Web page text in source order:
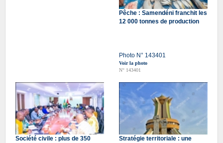
Pêche : Samendéni franchit les
12 000 tonnes de production
Photo N° 143401
Voir la photo
N° 143401
Société civile : plus de 350
Stratégie territoriale : une